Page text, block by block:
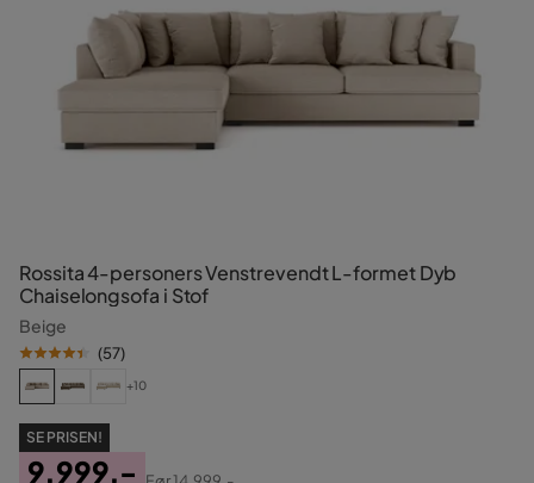
Rossita 4-personers Venstrevendt L-formet Dyb
Chaiselongsofa i Stof
Beige
(57)
+10
SE PRISEN!
9.999,-